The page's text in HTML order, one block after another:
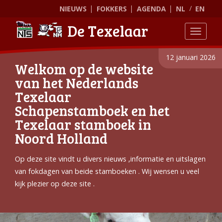
NIEUWS FOKKERS AGENDA NL EN
De Texelaar
12 januari 2026
Welkom op de website
van het Nederlands
Texelaar
Schapenstamboek en het
Texelaar stamboek in
Noord Holland
Op deze site vindt u divers nieuws ,informatie en uitslagen
van fokdagen van beide stamboeken . Wij wensen u veel
kijk plezier op deze site .